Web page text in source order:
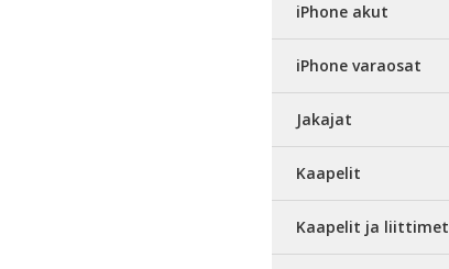
iPhone akut
iPhone varaosat
Jakajat
Kaapelit
Kaapelit ja liittimet